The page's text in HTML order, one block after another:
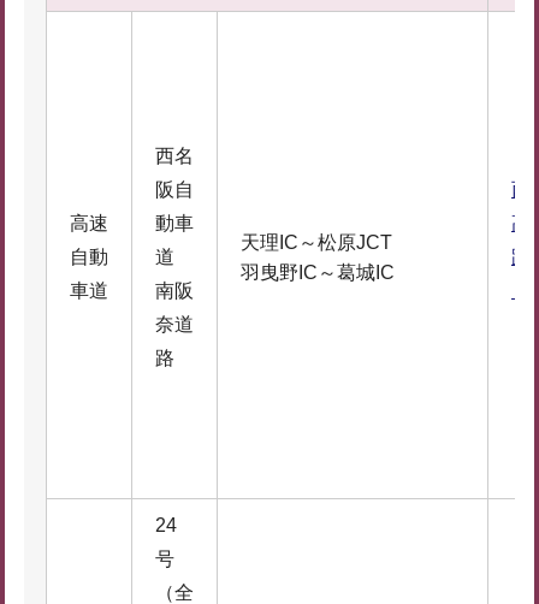
高速
自動
車道
西名
阪自
動車
道
南阪
奈道
路
天理IC～松原JCT
羽曳野IC～葛城IC
西
高
路
24
号
（全